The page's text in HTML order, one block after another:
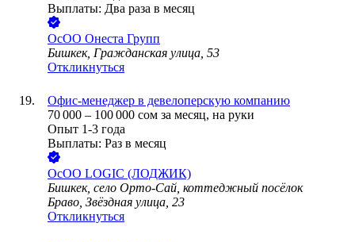
Выплаты: Два раза в месяц
ОсОО Онеста Групп
Бишкек, Гражданская улица, 53
Откликнуться
Офис-менеджер в девелоперскую компанию
70 000 – 100 000 сом за месяц, на руки
Опыт 1-3 года
Выплаты: Раз в месяц
ОсОО LOGIC (ЛОДЖИК)
Бишкек, село Орто-Сай, коттеджный посёлок
Браво, Звёздная улица, 23
Откликнуться